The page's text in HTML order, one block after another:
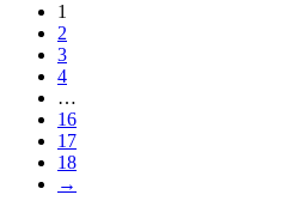
1
2
3
4
…
16
17
18
→